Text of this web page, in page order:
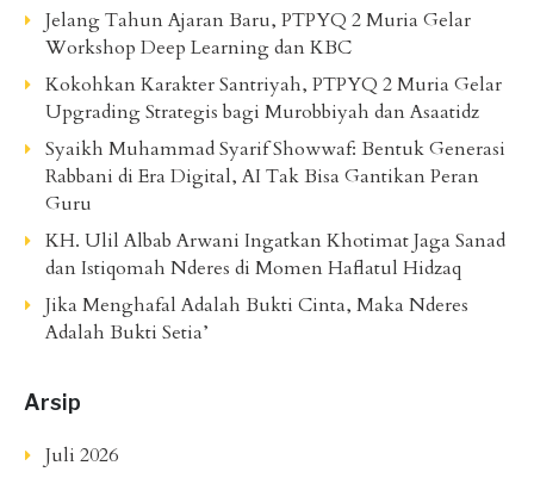
Jelang Tahun Ajaran Baru, PTPYQ 2 Muria Gelar
Workshop Deep Learning dan KBC
Kokohkan Karakter Santriyah, PTPYQ 2 Muria Gelar
Upgrading Strategis bagi Murobbiyah dan Asaatidz
Syaikh Muhammad Syarif Showwaf: Bentuk Generasi
Rabbani di Era Digital, AI Tak Bisa Gantikan Peran
Guru
KH. Ulil Albab Arwani Ingatkan Khotimat Jaga Sanad
dan Istiqomah Nderes di Momen Haflatul Hidzaq
Jika Menghafal Adalah Bukti Cinta, Maka Nderes
Adalah Bukti Setia’
Arsip
Juli 2026